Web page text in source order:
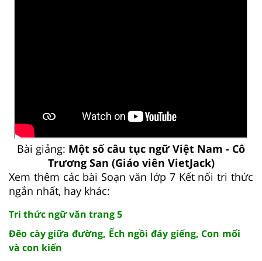
Bài giảng: Một số câu tục ngữ Việt Nam - Cô
Trương San (Giáo viên VietJack)
Xem thêm các bài Soạn văn lớp 7 Kết nối tri thức
ngắn nhất, hay khác:
Tri thức ngữ văn trang 5
Đẽo cày giữa đường, Ếch ngồi đáy giếng, Con mối
và con kiến